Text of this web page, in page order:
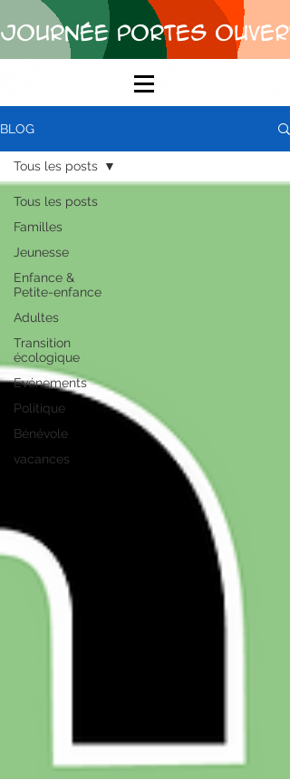
Journée Portes
BLOG
Tous les posts
Familles
Jeunesse
Enfance &
Petite-enfance
Adultes
Transition
écologique
Evénements
Politique
Bénévole
vacances
Tous les posts